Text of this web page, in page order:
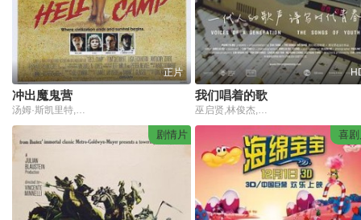
正片
冲出魔鬼营
汤姆·斯凯里特,理查德·朗德特里,丽莎·艾科恩,安东尼·泽比
我们唱着的歌
巫启贤,林俊杰,孙燕姿
剧情片 喜